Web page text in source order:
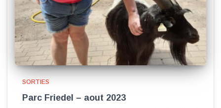
SORTIES
Parc Friedel – aout 2023